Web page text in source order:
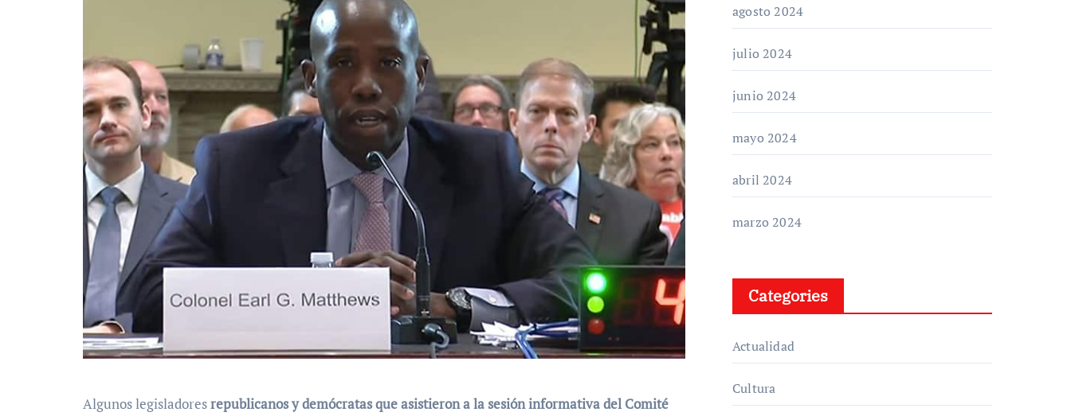
Algunos legisladoresrepublicanos y demócratas que asistieron a la sesión informativa del Comité
agosto 2024
julio 2024
junio 2024
mayo 2024
abril 2024
marzo 2024
Categories
Actualidad
Cultura